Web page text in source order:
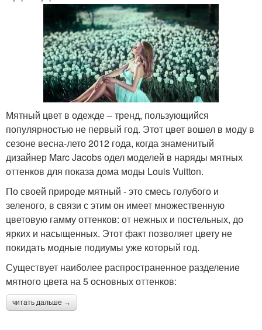
Мятный цвет в одежде – тренд, пользующийся
популярностью не первый год. Этот цвет вошел в моду в
сезоне весна-лето 2012 года, когда знаменитый
дизайнер Marc Jacobs одел моделей в наряды мятных
оттенков для показа дома моды Louis Vuitton.
По своей природе мятный - это смесь голубого и
зеленого, в связи с этим он имеет множественную
цветовую гамму оттенков: от нежных и постельных, до
ярких и насыщенных. Этот факт позволяет цвету не
покидать модные подиумы уже который год.
Существует наиболее распространенное разделение
мятного цвета на 5 основных оттенков:
читать дальше →